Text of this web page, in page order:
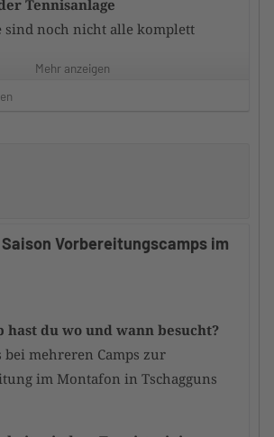
Tennisanlage
sind noch nicht alle komplett
mit dem Hotel
aber nicht sternewürdig.
zuvorkommend und stets bemüht.
Camp an andere
Mehr anzeigen
Saison Vorbereitungscamps im
hast du wo und wann besucht?
mehreren Camps zur
im Montafon in Tschagguns